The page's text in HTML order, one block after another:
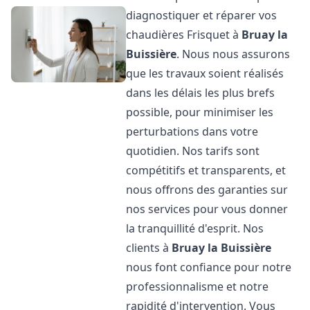
diagnostiquer et réparer vos
chaudières Frisquet à Bruay la
Buissière. Nous nous assurons
que les travaux soient réalisés
dans les délais les plus brefs
possible, pour minimiser les
perturbations dans votre
quotidien. Nos tarifs sont
compétitifs et transparents, et
nous offrons des garanties sur
nos services pour vous donner
la tranquillité d'esprit. Nos
clients à Bruay la Buissière
nous font confiance pour notre
professionnalisme et notre
rapidité d'intervention. Vous